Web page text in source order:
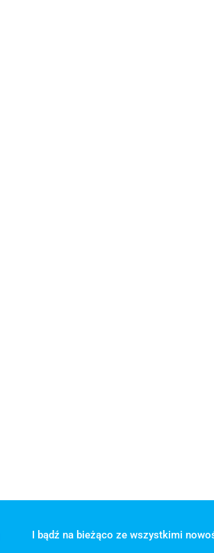
I bądź na bieżąco ze wszystkimi